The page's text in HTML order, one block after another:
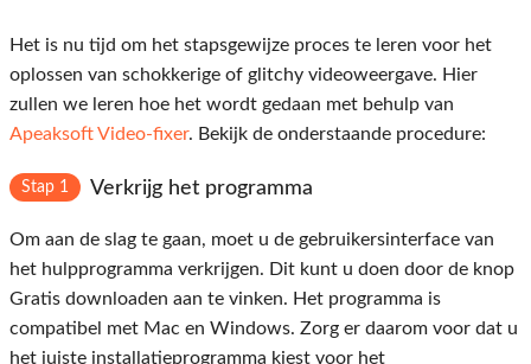
Het is nu tijd om het stapsgewijze proces te leren voor het
oplossen van schokkerige of glitchy videoweergave. Hier
zullen we leren hoe het wordt gedaan met behulp van
Apeaksoft Video-fixer. Bekijk de onderstaande procedure:
Stap 1 Verkrijg het programma
Om aan de slag te gaan, moet u de gebruikersinterface van
het hulpprogramma verkrijgen. Dit kunt u doen door de knop
Gratis downloaden aan te vinken. Het programma is
compatibel met Mac en Windows. Zorg er daarom voor dat u
het juiste installatieprogramma kiest voor het